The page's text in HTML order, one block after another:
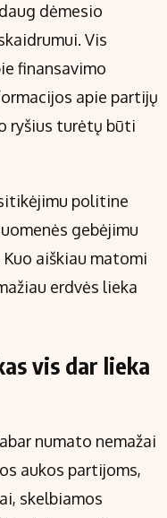
dėmesio
Vis
finansavimo
apie partijų
ryšius turėtų būti
politine
gebėjimu
aiškiau matomi
erdvės lieka
vis dar lieka
numato nemažai
aukos partijoms,
skelbiamos